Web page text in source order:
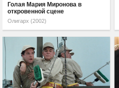
Голая Мария Миронова в
откровенной сцене
Олигарх (2002)